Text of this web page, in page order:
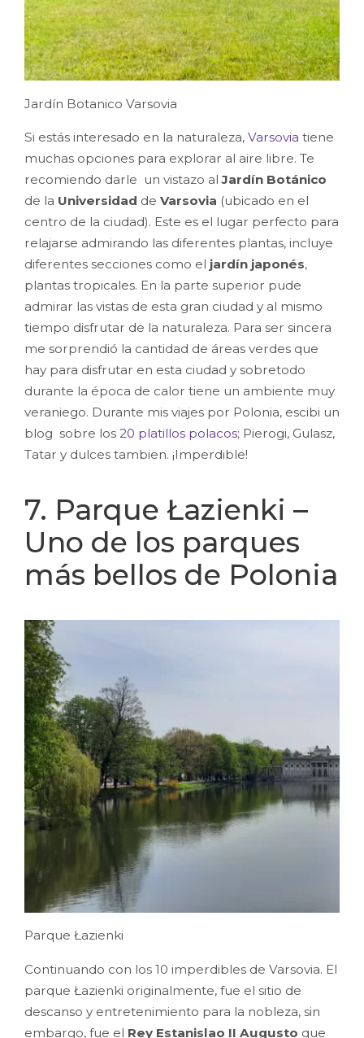
Jardín Botanico Varsovia
Si estás interesado en la naturaleza, Varsovia tiene
muchas opciones para explorar al aire libre. Te
recomiendo darle un vistazo alJardín Botánico
de la Universidad de Varsovia (ubicado en el
centro de la ciudad). Este es el lugar perfecto para
relajarse admirando las diferentes plantas, incluye
diferentes secciones como el jardín japonés,
plantas tropicales. En la parte superior pude
admirar las vistas de esta gran ciudad y al mismo
tiempo disfrutar de la naturaleza. Para ser sincera
me sorprendió la cantidad de áreas verdes que
hay para disfrutar en esta ciudad y sobretodo
durante la época de calor tiene un ambiente muy
veraniego. Durante mis viajes por Polonia, escibi un
blog sobre los 20 platillos polacos; Pierogi, Gulasz,
Tatar y dulces tambien. ¡Imperdible!
7. Parque Łazienki –
Uno de los parques
más bellos de Polonia
Parque Łazienki
Continuando con los 10 imperdibles de Varsovia. El
parque Łazienki originalmente, fue el sitio de
descanso y entretenimiento para la nobleza, sin
embargo, fue el Rey Estanislao II Augusto que